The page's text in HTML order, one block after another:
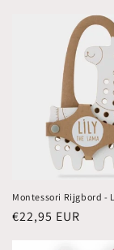
Montessori Rijgbord -
Normale
€22,95 EUR